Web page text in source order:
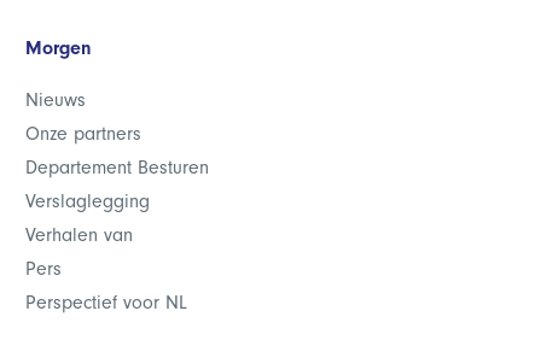
Morgen
Nieuws
Onze partners
Departement Besturen
Verslaglegging
Verhalen van
Pers
Perspectief voor NL